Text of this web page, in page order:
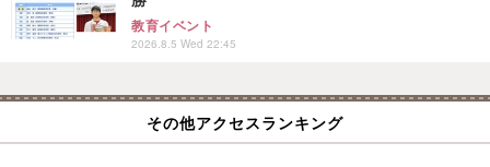
教育イベント
2026.8.5 Wed 22:45
その他アクセスランキング